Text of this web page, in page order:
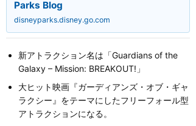
Parks Blog
disneyparks.disney.go.com
新アトラクション名は「Guardians of the
Galaxy – Mission: BREAKOUT!」
大ヒット映画『ガーディアンズ・オブ・ギャ
ラクシー』をテーマにしたフリーフォール型
アトラクションになる。